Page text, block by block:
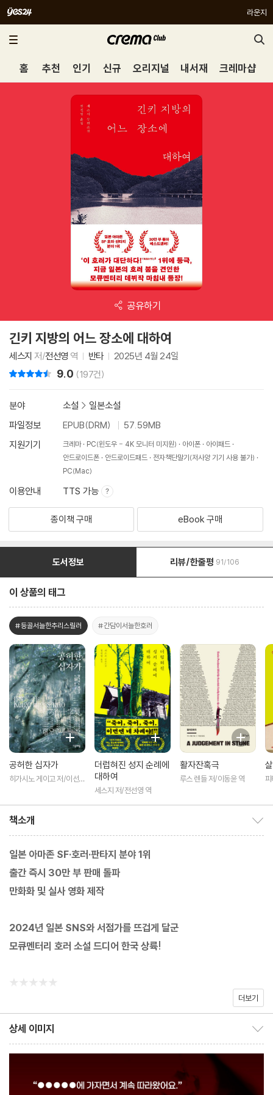
라운지
홈 추천 인기 신규 오리지널 내서재 크레마샵
공유하기
긴키 지방의 어느 장소에 대하여
세스지 저/전선영 역 반타 2025년 4월 24일
9.0 (197건)
분야 소설 > 일본소설
파일정보
EPUB(DRM)
57.59MB
지원기기
크레마 PC(윈도우 - 4K 모니터 미지원) 아이폰
아이패드
안드로이드폰
안드로이드패드
전자책단말기(저사양 기기 사용 불가)
PC(Mac)
이용안내 TTS 가능
종이책 구매 eBook 구매
도서정보 리뷰/한줄평 91/106
이 상품의 태그
#등골서늘한추리스릴러 #간담이서늘한호러
공허한 십자가
히가시노 게이고 저/이선희
더럽혀진 성지 순례에
대하여
세스지 저/전선영 역
활자잔혹극
루스 렌들 저/이동윤 역 피
책소개
일본 아마존 SF·호러·판타지 분야 1위
출간 즉시 30만 부 판매 돌파
만화화 및 실사 영화 제작
2024년 일본 SNS와 서점가를 뜨겁게 달군
모큐멘터리 호러 소설 드디어 한국 상륙!
★★★★★
오모리 노조미(번역가)
픽션이라는 것을 알면서도 악몽이 현실을 잠식해 가는 듯한
착각에 빠지고 만다. 그만큼 생생하다. _도사 아리아케(작가)
더보기
상세 이미지